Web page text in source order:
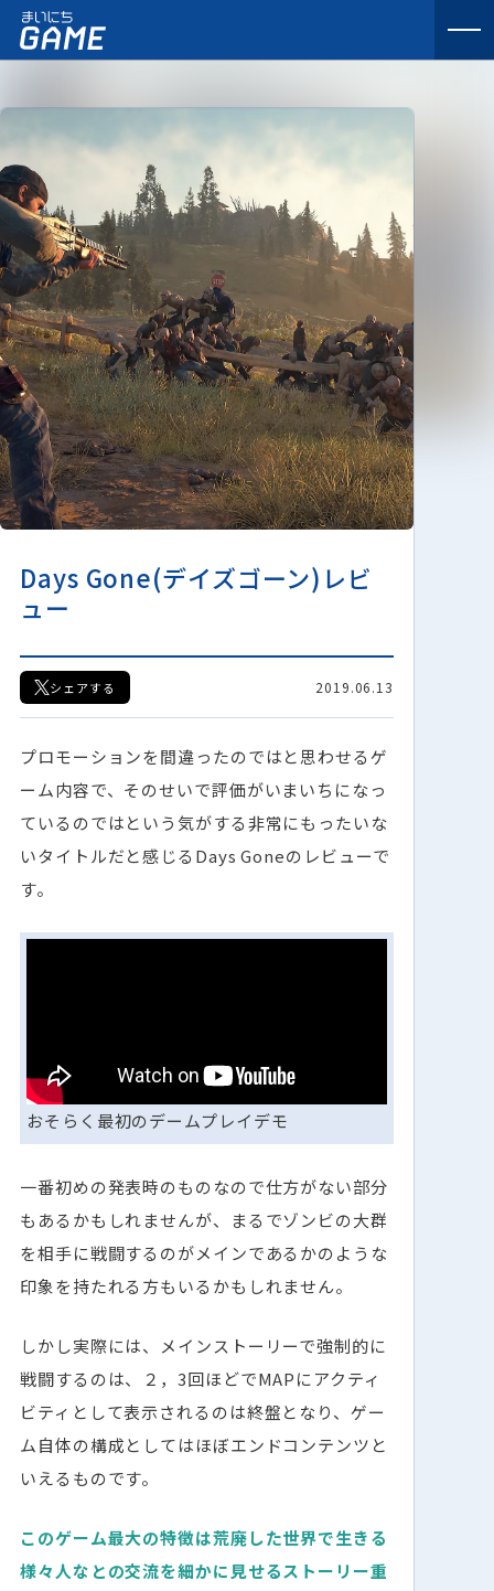
Days Gone(デイズゴーン)レビ
ュー
シェアする 2019.06.13
プロモーションを間違ったのではと思わせるゲ
ーム内容で、そのせいで評価がいまいちになっ
ているのではという気がする非常にもったいな
いタイトルだと感じるDays Goneのレビューで
す。
おそらく最初のデームプレイデモ
一番初めの発表時のものなので仕方がない部分
もあるかもしれませんが、まるでゾンビの大群
を相手に戦闘するのがメインであるかのような
印象を持たれる方もいるかもしれません。
しかし実際には、メインストーリーで強制的に
戦闘するのは、２，3回ほどでMAPにアクティ
ビティとして表示されるのは終盤となり、ゲー
ム自体の構成としてはほぼエンドコンテンツと
いえるものです。
このゲーム最大の特徴は荒廃した世界で生きる
様々人なとの交流を細かに見せるストーリー重